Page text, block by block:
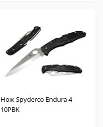
Нож Spyderco Endura 4
10PBK